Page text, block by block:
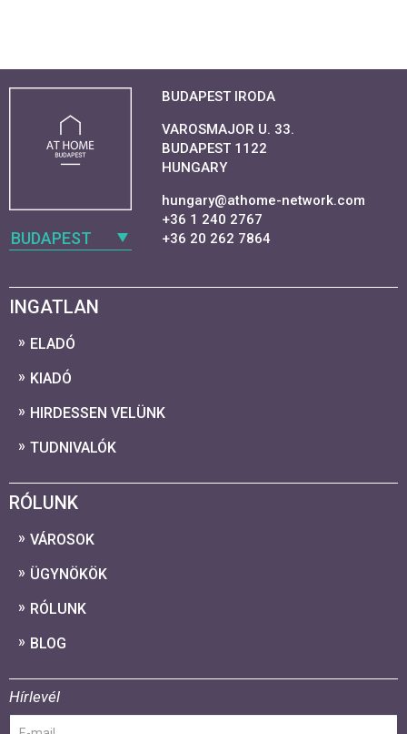
BUDAPEST
BUDAPEST IRODA
VAROSMAJOR U. 33.
BUDAPEST 1122
HUNGARY
hungary@athome-network.com
+36 1 240 2767
+36 20 262 7864
INGATLAN
ELADÓ
KIADÓ
HIRDESSEN VELÜNK
TUDNIVALÓK
RÓLUNK
VÁROSOK
ÜGYNÖKÖK
RÓLUNK
BLOG
Hírlevél